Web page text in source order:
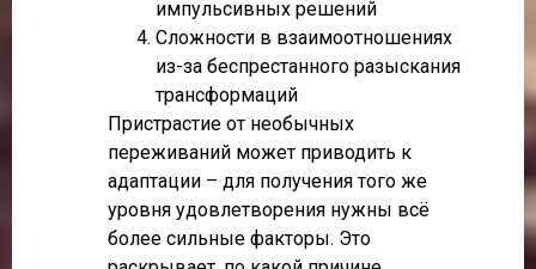
импульсивных решений
Сложности в взаимоотношениях
из-за беспрестанного разыскания
трансформаций
Пристрастие от необычных
переживаний может приводить к
адаптации – для получения того же
уровня удовлетворения нужны всё
более сильные факторы. Это